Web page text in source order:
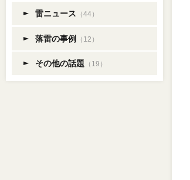
雷ニュース （44）
落雷の事例 （12）
その他の話題 （19）